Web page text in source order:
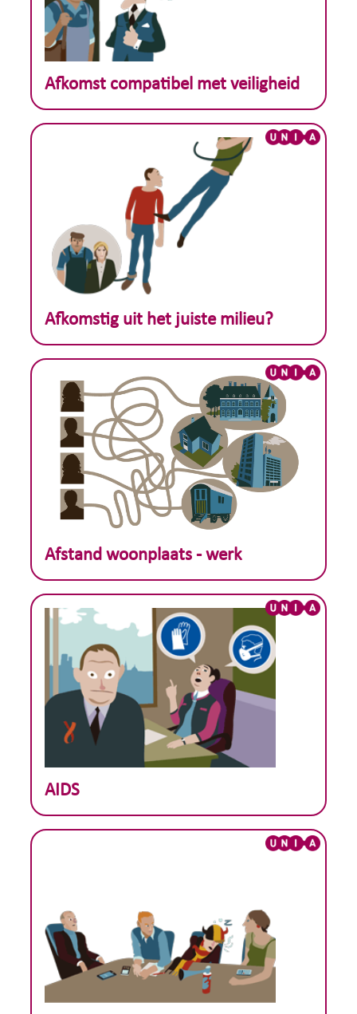
Theoretisch voorbeeld :
Afkomst compatibel met veiligheid
Theoretisch voorbeeld :
Afkomstig uit het juiste milieu?
Theoretisch voorbeeld :
Afstand woonplaats - werk
Theoretisch voorbeeld :
AIDS